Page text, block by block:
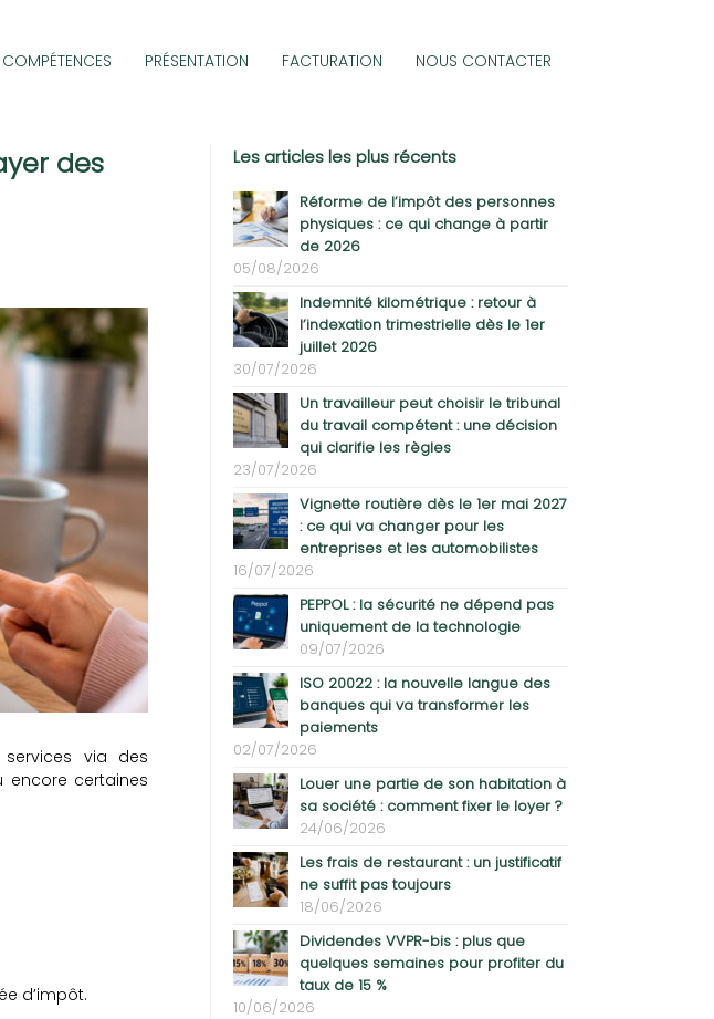
COMPÉTENCES PRÉSENTATION FACTURATION NOUS CONTACTER
des
via des
encore certaines
d’impôt.
Les articles les plus récents
Réforme de l’impôt des personnes
physiques : ce qui change à partir
de 2026
05/08/2026
Indemnité kilométrique : retour à
l’indexation trimestrielle dès le 1er
juillet 2026
30/07/2026
Un travailleur peut choisir le tribunal
du travail compétent : une décision
qui clarifie les règles
23/07/2026
Vignette routière dès le 1er mai 2027
: ce qui va changer pour les
entreprises et les automobilistes
16/07/2026
PEPPOL : la sécurité ne dépend pas
uniquement de la technologie
09/07/2026
ISO 20022 : la nouvelle langue des
banques qui va transformer les
paiements
02/07/2026
Louer une partie de son habitation à
sa société : comment fixer le loyer ?
24/06/2026
Les frais de restaurant : un justificatif
ne suffit pas toujours
18/06/2026
Dividendes VVPR-bis : plus que
quelques semaines pour profiter du
taux de 15 %
10/06/2026